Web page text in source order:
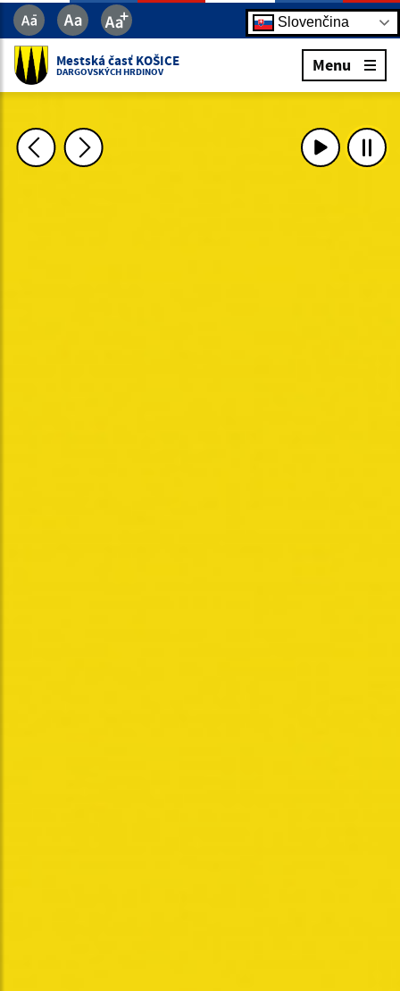
Slovenčina
Mestská časť KOŠICE
DARGOVSKÝCH HRDINOV Menu